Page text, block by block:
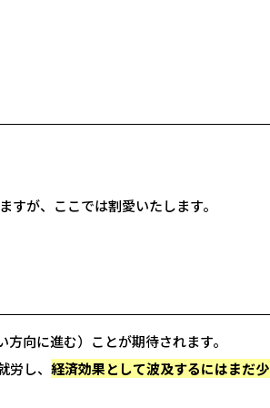
が、ここでは割愛いたします。
向に進む）ことが期待されます。
し、 経済効果として波及するにはまだ